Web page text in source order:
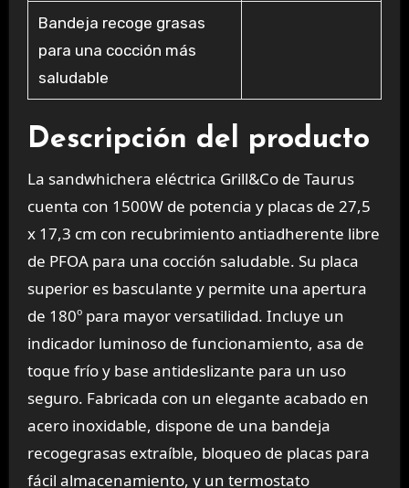
Bandeja recoge grasas
para una cocción más
saludable
Descripción del producto
La sandwhichera eléctrica Grill&Co de Taurus
cuenta con 1500W de potencia y placas de 27,5
x 17,3 cm con recubrimiento antiadherente libre
de PFOA para una cocción saludable. Su placa
superior es basculante y permite una apertura
de 180º para mayor versatilidad. Incluye un
indicador luminoso de funcionamiento, asa de
toque frío y base antideslizante para un uso
seguro. Fabricada con un elegante acabado en
acero inoxidable, dispone de una bandeja
recogegrasas extraíble, bloqueo de placas para
fácil almacenamiento, y un termostato